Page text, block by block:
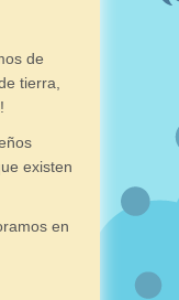
de
tierra,
existen
en